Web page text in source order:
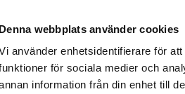
Denna webbplats använder cookies
använder enhetsidentifierare för
för sociala medier och
information från din enhet till
Användarvillkor
Integritetspolicy
Öppettider